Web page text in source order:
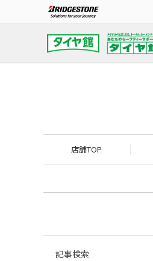
店舗TOP
記事検索